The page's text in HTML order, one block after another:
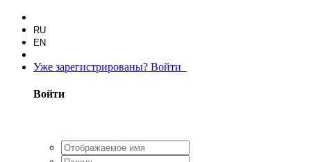
RU
EN
Уже зарегистрированы? Войти
Войти